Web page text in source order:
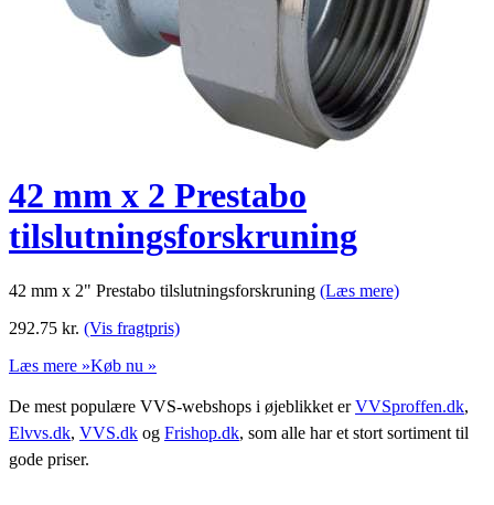
42 mm x 2 Prestabo
tilslutningsforskruning
42 mm x 2" Prestabo tilslutningsforskruning (Læs mere)
292.75 kr. (Vis fragtpris)
Læs mere »Køb nu »
De mest populære VVS-webshops i øjeblikket erVVSproffen.dk,
Elvvs.dk, VVS.dk og Frishop.dk, som alle har et stort sortiment til
gode priser.